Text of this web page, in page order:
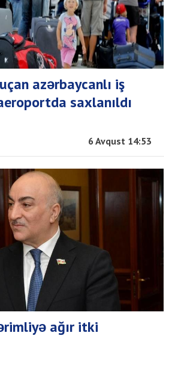
azərbaycanlı iş
saxlanıldı
6 Avqust 14:53
ağır itki